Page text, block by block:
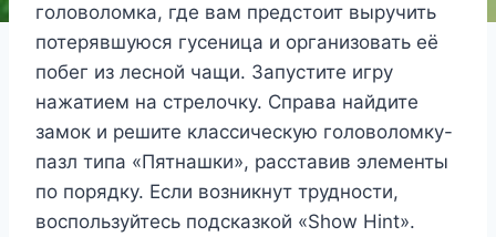
головоломка, где вам предстоит выручить
потерявшуюся гусеница и организовать её
побег из лесной чащи. Запустите игру
нажатием на стрелочку. Справа найдите
замок и решите классическую головоломку-
пазл типа «Пятнашки», расставив элементы
по порядку. Если возникнут трудности,
воспользуйтесь подсказкой «Show Hint».